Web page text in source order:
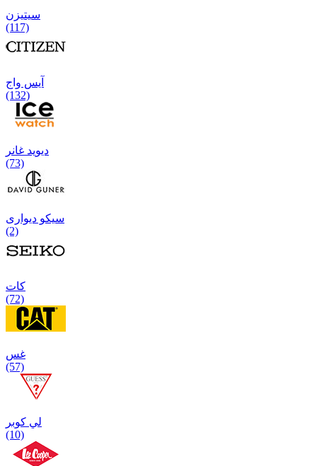
سیتیزن
(117)
آیس واج
(132)
دیوید غانر
(73)
سیکو دیواری
(2)
كات
(72)
غس
(57)
لي كوبر
(10)